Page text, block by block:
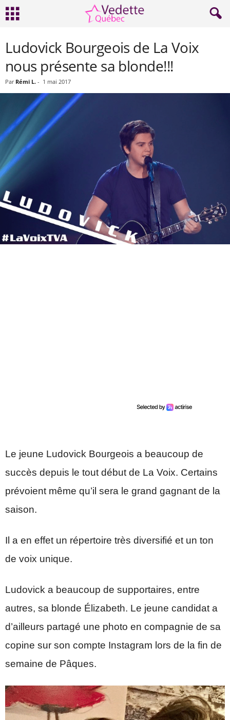
Ludovick Bourgeois de La Voix
nous présente sa blonde!!!
Par Rémi L. - 1 mai 2017
Le jeune Ludovick Bourgeois a beaucoup de
succès depuis le tout début de La Voix. Certains
prévoient même qu’il sera le grand gagnant de la
saison.
Il a en effet un répertoire très diversifié et un ton
de voix unique.
Ludovick a beaucoup de supportaires, entre
autres, sa blonde Élizabeth. Le jeune candidat a
d’ailleurs partagé une photo en compagnie de sa
copine sur son compte Instagram lors de la fin de
semaine de Pâques.